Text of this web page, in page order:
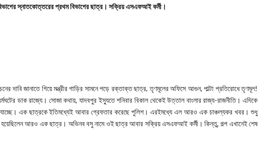
স্নাতকোত্তরের প্রথম বিভাগের ছাত্র। সক্রিয় এসএফআই কর্মী।
দাবি জানাতে গিয়ে মন্ত্রীর গাড়ির সামনে পড়ে রক্তাক্ত ছাত্র, তৃণমূলের অফিসে আগুন, পাল্টা প্রতিরোধে তৃণমূল!
ডাক রাজ্যে। সোজা কথায়, যাদবপুর ইস্যুতে শনিবার বিকাল থেকেই উত্তাল বাংলার রাজ্য-রাজনীতি। এদিকে
যাচ্ছে। এক ছাত্রকে ইতিমধ্যেই আবার গ্রেফতার করেছে পুলিশ। এরইমধ্যে এল আরও এক চাঞ্চল্যকর খবর। শুধু
হয়েছিলেন আরও এক ছাত্র। অভিনব বসু নামে ওই ছাত্র আবার সক্রিয় এসএফআই কর্মী। কিন্তু, গল্প এখানেই শেষ